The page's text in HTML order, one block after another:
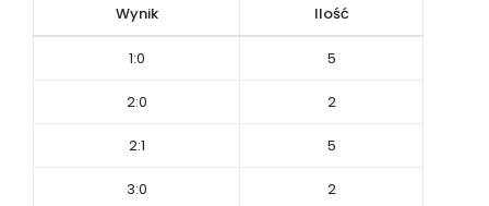
Wynik Ilość
1:0 5
2:0 2
2:1 5
3:0 2